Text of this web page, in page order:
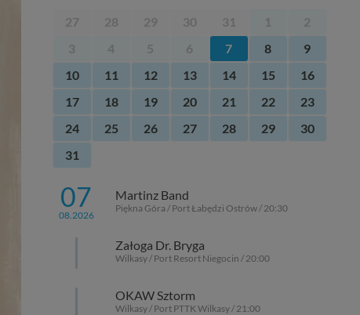
27 28 29 30 31 1
2
3
4 5 6 7 8
9
10
11 12 13 14 15
16
17
18 19 20 21 22
23
24
25 26 27 28 29
30
31
07
08.2026
Martinz Band
Piękna Góra / Port Łabędzi Ostrów / 20:30
Załoga Dr. Bryga
Wilkasy / Port Resort Niegocin / 20:00
OKAW Sztorm
Wilkasy / Port PTTK Wilkasy / 21:00